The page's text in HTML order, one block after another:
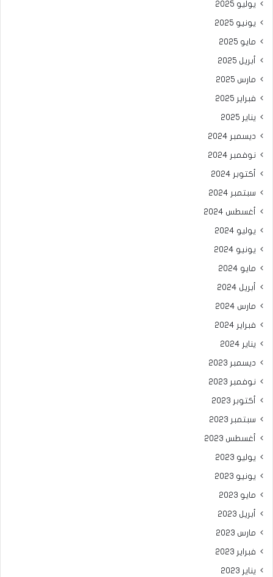
يوليو 2025
يونيو 2025
مايو 2025
أبريل 2025
مارس 2025
فبراير 2025
يناير 2025
ديسمبر 2024
نوفمبر 2024
أكتوبر 2024
سبتمبر 2024
أغسطس 2024
يوليو 2024
يونيو 2024
مايو 2024
أبريل 2024
مارس 2024
فبراير 2024
يناير 2024
ديسمبر 2023
نوفمبر 2023
أكتوبر 2023
سبتمبر 2023
أغسطس 2023
يوليو 2023
يونيو 2023
مايو 2023
أبريل 2023
مارس 2023
فبراير 2023
يناير 2023